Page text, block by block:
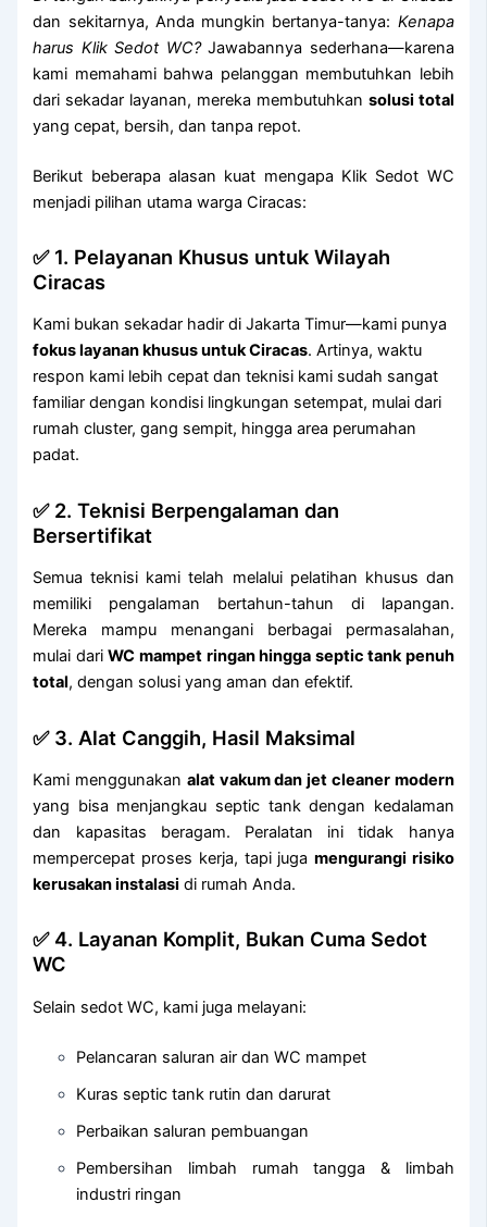
dan sekitarnya, Anda mungkin bertanya-tanya: Kenapa
harus Klik Sedot WC?Jawabannya sederhana—karena
kami memahami bahwa pelanggan membutuhkan lebih
dari sekadar layanan, mereka membutuhkan solusi total
yang cepat, bersih, dan tanpa repot.
Berikut beberapa alasan kuat mengapa Klik Sedot WC
menjadi pilihan utama warga Ciracas:
✅ 1. Pelayanan Khusus untuk Wilayah
Ciracas
Kami bukan sekadar hadir di Jakarta Timur—kami punya
fokus layanan khusus untuk Ciracas. Artinya, waktu
respon kami lebih cepat dan teknisi kami sudah sangat
familiar dengan kondisi lingkungan setempat, mulai dari
rumah cluster, gang sempit, hingga area perumahan
padat.
✅ 2. Teknisi Berpengalaman dan
Bersertifikat
Semua teknisi kami telah melalui pelatihan khusus dan
memiliki pengalaman bertahun-tahun di lapangan.
Mereka mampu menangani berbagai permasalahan,
mulai dariWC mampet ringan hingga septic tank penuh
total, dengan solusi yang aman dan efektif.
✅ 3. Alat Canggih, Hasil Maksimal
Kami menggunakan alat vakum dan jet cleaner modern
yang bisa menjangkau septic tank dengan kedalaman
dan kapasitas beragam. Peralatan ini tidak hanya
mempercepat proses kerja, tapi juga mengurangi risiko
kerusakan instalasi di rumah Anda.
✅ 4. Layanan Komplit, Bukan Cuma Sedot
WC
Selain sedot WC, kami juga melayani:
Pelancaran saluran air dan WC mampet
Kuras septic tank rutin dan darurat
Perbaikan saluran pembuangan
Pembersihan limbah rumah tangga & limbah
industri ringan